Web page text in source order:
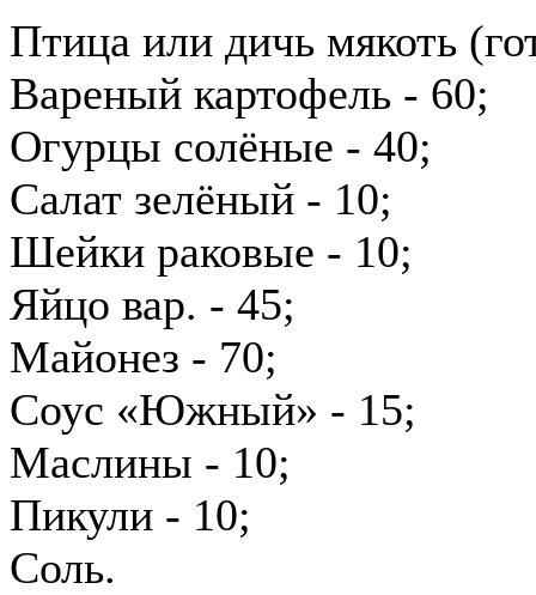
Птица или дичь мякоть
Вареный картофель - 60;
Огурцы солёные - 40;
Салат зелёный - 10;
Шейки раковые - 10;
Яйцо вар. - 45;
Майонез - 70;
Соус «Южный» - 15;
Маслины - 10;
Пикули - 10;
Соль.